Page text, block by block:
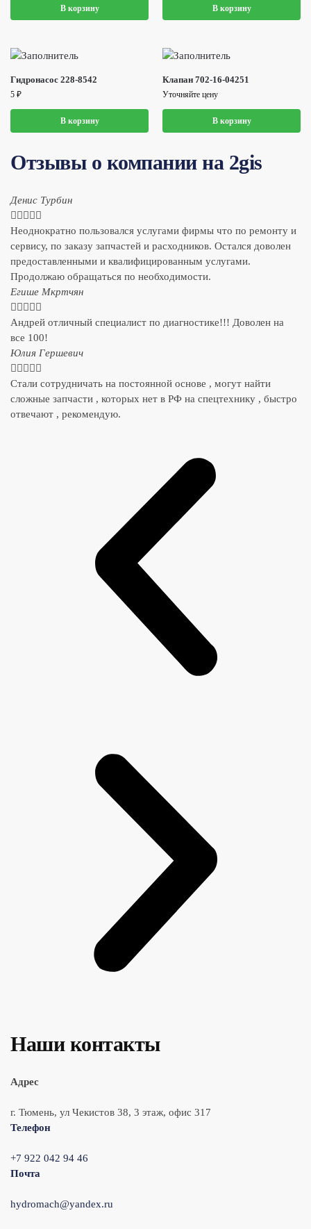
В корзину В корзину
Гидронасос 228-8542
5 ₽
В корзину
Клапан 702-16-04251
Уточняйте цену
В корзину
Отзывы о компании на 2gis
Денис Турбин
    
Неоднократно пользовался услугами фирмы что по ремонту и
сервису, по заказу запчастей и расходников. Остался доволен
предоставленными и квалифицированным услугами.
Продолжаю обращаться по необходимости.
​Егише Мкртчян
    
Андрей отличный специалист по диагностике!!! Доволен на
все 100!
​Юлия Гершевич
    
Стали сотрудничать на постоянной основе , могут найти
сложные запчасти , которых нет в РФ на спецтехнику , быстро
отвечают , рекомендую.
Наши контакты
Адрес
г. Тюмень, ул Чекистов 38, 3 этаж, офис 317
Телефон
+7 922 042 94 46
Почта
hydromach@yandex.ru